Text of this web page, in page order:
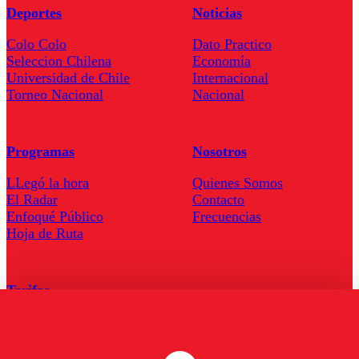
Deportes
Colo Colo
Seleccion Chilena
Universidad de Chile
Torneo Nacional
Noticias
Dato Practico
Economía
Internacional
Nacional
Programas
LLegó la hora
El Radar
Enfoqué Público
Hoja de Ruta
Nosotros
Quienes Somos
Contacto
Frecuencias
Tarifas